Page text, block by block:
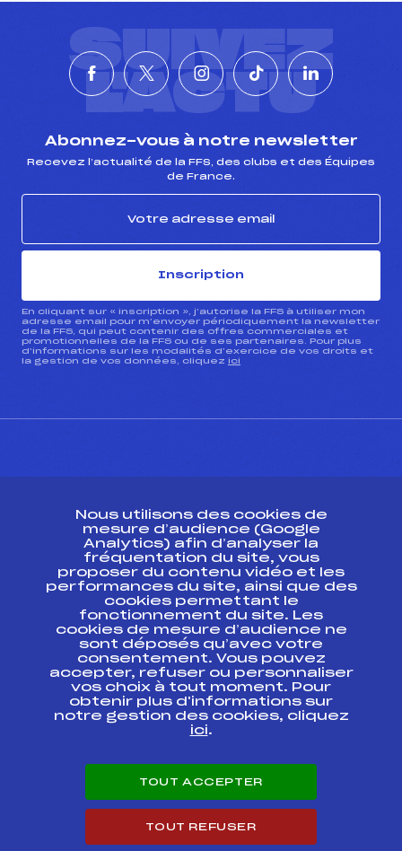
SUIVEZ
L'ACTU
Abonnez-vous à notre newsletter
Recevez l’actualité de la FFS, des clubs et des Équipes
de France.
Inscription
En cliquant sur « inscription », j’autorise la FFS à utiliser mon
adresse email pour m’envoyer périodiquement la newsletter
de la FFS, qui peut contenir des offres commerciales et
promotionnelles de la FFS ou de ses partenaires. Pour plus
d’informations sur les modalités d’exercice de vos droits et
la gestion de vos données, cliquez ici
ESPACE PRESSE
Ressources
Pass’Neige
Projet sportif fédéral
Projet de performance fédéral
Antidopage
Pôle Développement, Formation, Suivi
Scientifique
Listes ministérielles
Pôle vie de l’athlète
Carrières
Nous utilisons des cookies de
mesure d’audience (Google
Analytics) afin d’analyser la
fréquentation du site, vous
proposer du contenu vidéo et les
performances du site, ainsi que des
cookies permettant le
fonctionnement du site. Les
cookies de mesure d’audience ne
sont déposés qu’avec votre
consentement. Vous pouvez
accepter, refuser ou personnaliser
vos choix à tout moment. Pour
obtenir plus d'informations sur
notre gestion des cookies, cliquez
ici.
TOUT ACCEPTER
TOUT REFUSER